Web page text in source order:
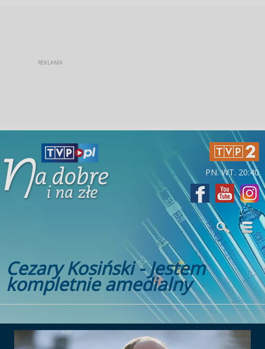
PN. WT. 20:40
Cezary Kosiński - Jestem
kompletnie amedialny